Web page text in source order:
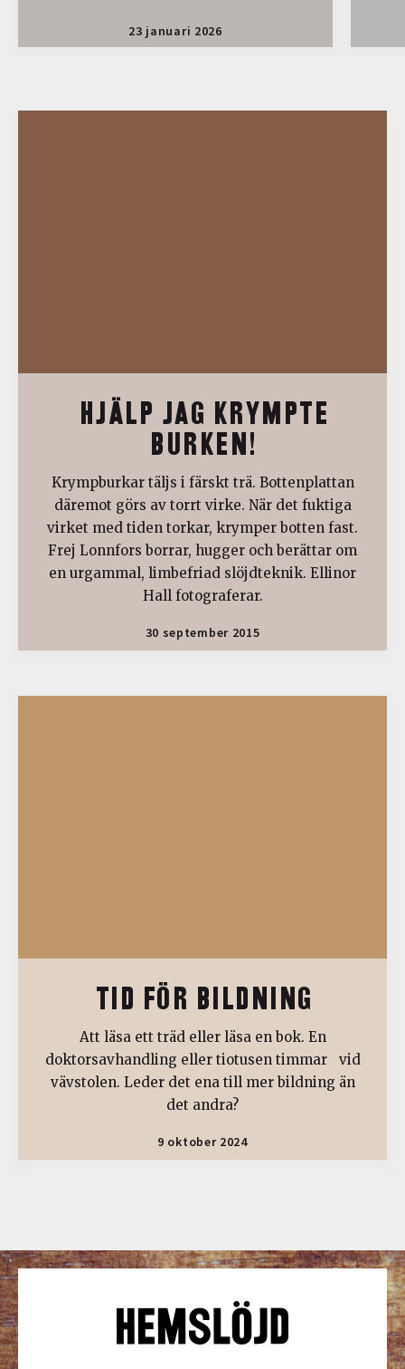
23 januari 2026
HJÄLP JAG KRYMPTE
BURKEN!
Krympburkar täljs i färskt trä. Bottenplattan
däremot görs av torrt virke. När det fuktiga
virket med tiden torkar, krymper botten fast.
Frej Lonnfors borrar, hugger och berättar om
en urgammal, limbefriad slöjdteknik. Ellinor
Hall fotograferar.
30 september 2015
TID FÖR BILDNING
Att läsa ett träd eller läsa en bok. En
doktorsavhandling eller tiotusen timmar vid
vävstolen. Leder det ena till mer bildning än
det andra?
9 oktober 2024